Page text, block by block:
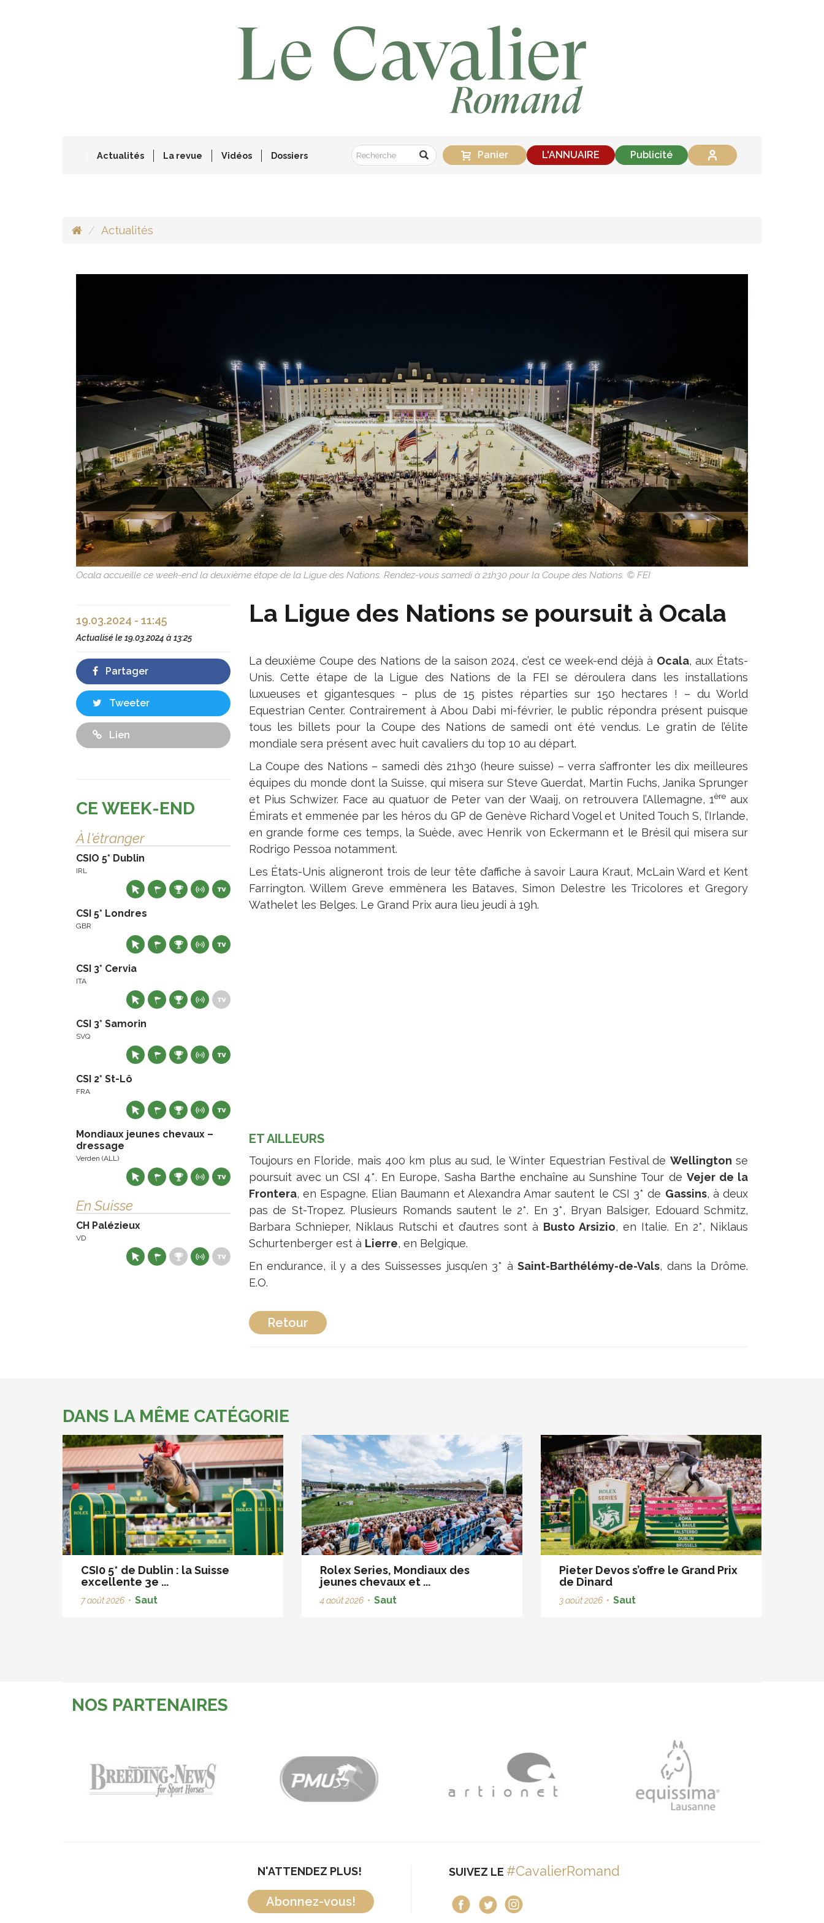
Actualités La revue Vidéos Dossiers Panier L'ANNUAIRE Publicité
Actualités
Ocala accueille ce week-end la deuxième étape de la Ligue des Nations. Rendez-vous samedi à 21h30 pour la Coupe des Nations. © FEI
La Ligue des Nations se poursuit à Ocala
La deuxième Coupe des Nations de la saison 2024, c’est ce week-end déjà à Ocala, aux États-
Unis. Cette étape de la Ligue des Nations de la FEI se déroulera dans les installations
luxueuses et gigantesques – plus de 15 pistes réparties sur 150 hectares ! – du World
Equestrian Center. Contrairement à Abou Dabi mi-février, le public répondra présent puisque
tous les billets pour la Coupe des Nations de samedi ont été vendus. Le gratin de l’élite
mondiale sera présent avec huit cavaliers du top 10 au départ.
La Coupe des Nations – samedi dès 21h30 (heure suisse) – verra s’affronter les dix meilleures
équipes du monde dont la Suisse, qui misera sur Steve Guerdat, Martin Fuchs, Janika Sprunger
et Pius Schwizer. Face au quatuor de Peter van der Waaij, on retrouvera l’Allemagne, 1èreaux
Émirats et emmenée par les héros du GP de Genève Richard Vogel et United Touch S, l’Irlande,
en grande forme ces temps, la Suède, avec Henrik von Eckermann et le Brésil qui misera sur
Rodrigo Pessoa notamment.
Les États-Unis aligneront trois de leur tête d’affiche à savoir Laura Kraut, McLain Ward et Kent
Farrington. Willem Greve emmènera les Bataves, Simon Delestre les Tricolores et Gregory
Wathelet les Belges. Le Grand Prix aura lieu jeudi à 19h.
ET AILLEURS
Toujours en Floride, mais 400 km plus au sud, le Winter Equestrian Festival de Wellington se
poursuit avec un CSI 4*. En Europe, Sasha Barthe enchaîne au Sunshine Tour de Vejer de la
Frontera, en Espagne. Elian Baumann et Alexandra Amar sautent le CSI 3* de Gassins, à deux
pas de St-Tropez. Plusieurs Romands sautent le 2*. En 3*, Bryan Balsiger, Edouard Schmitz,
Barbara Schnieper, Niklaus Rutschi et d’autres sont à Busto Arsizio, en Italie. En 2*, Niklaus
Schurtenberger est à Lierre, en Belgique.
En endurance, il y a des Suissesses jusqu’en 3* àSaint-Barthélémy-de-Vals, dans la Drôme.
E.O.
Retour
19.03.2024 - 11:45
Actualisé le19.03.2024 à 13:25
Partager
Tweeter
Lien
CE WEEK-END
À l'étranger
CSIO 5* Dublin
IRL
CSI 5* Londres
GBR
CSI 3* Cervia
ITA
CSI 3* Samorin
SVQ
CSI 2* St-Lô
FRA
Mondiaux jeunes chevaux –
dressage
Verden (ALL)
En Suisse
CH Palézieux
VD
DANS LA MÊME CATÉGORIE
CSI0 5* de Dublin : la Suisse
excellente 3e ...
7 août 2026 • Saut
Rolex Series, Mondiaux des
jeunes chevaux et ...
4 août 2026 • Saut
Pieter Devos s’offre le Grand Prix
de Dinard
3 août 2026 • Saut
NOS PARTENAIRES
N'ATTENDEZ PLUS!
Abonnez-vous!
SUIVEZ LE #CavalierRomand